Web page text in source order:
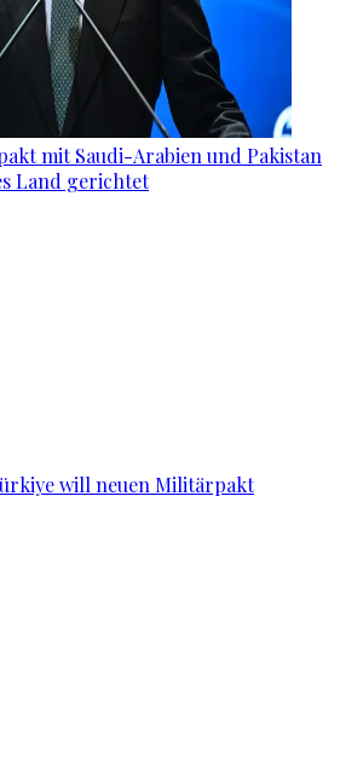
mit Saudi-Arabien und Pakistan
Land gerichtet
will neuen Militärpakt